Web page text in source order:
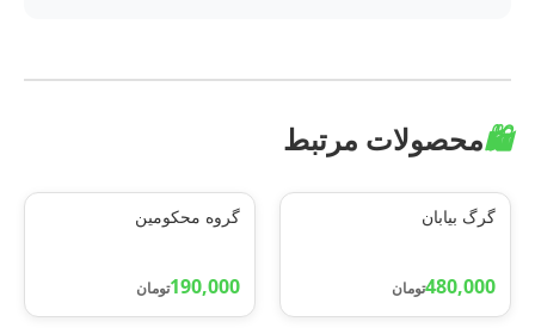
🛍️محصولات مرتبط
گرگ بیابان
480,000تومان
گروه محکومین
190,000تومان